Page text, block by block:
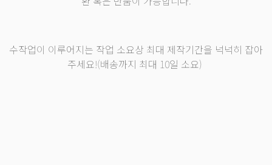
수작업이 이루어지는 작업 소요상 최대 제작기간을 넉넉히 잡아
주세요!(배송까지 최대 10일 소요)